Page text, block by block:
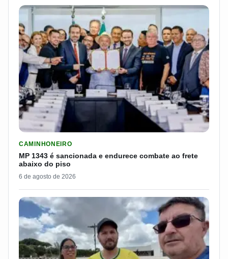
CAMINHONEIRO
MP 1343 é sancionada e endurece combate ao frete
abaixo do piso
6 de agosto de 2026